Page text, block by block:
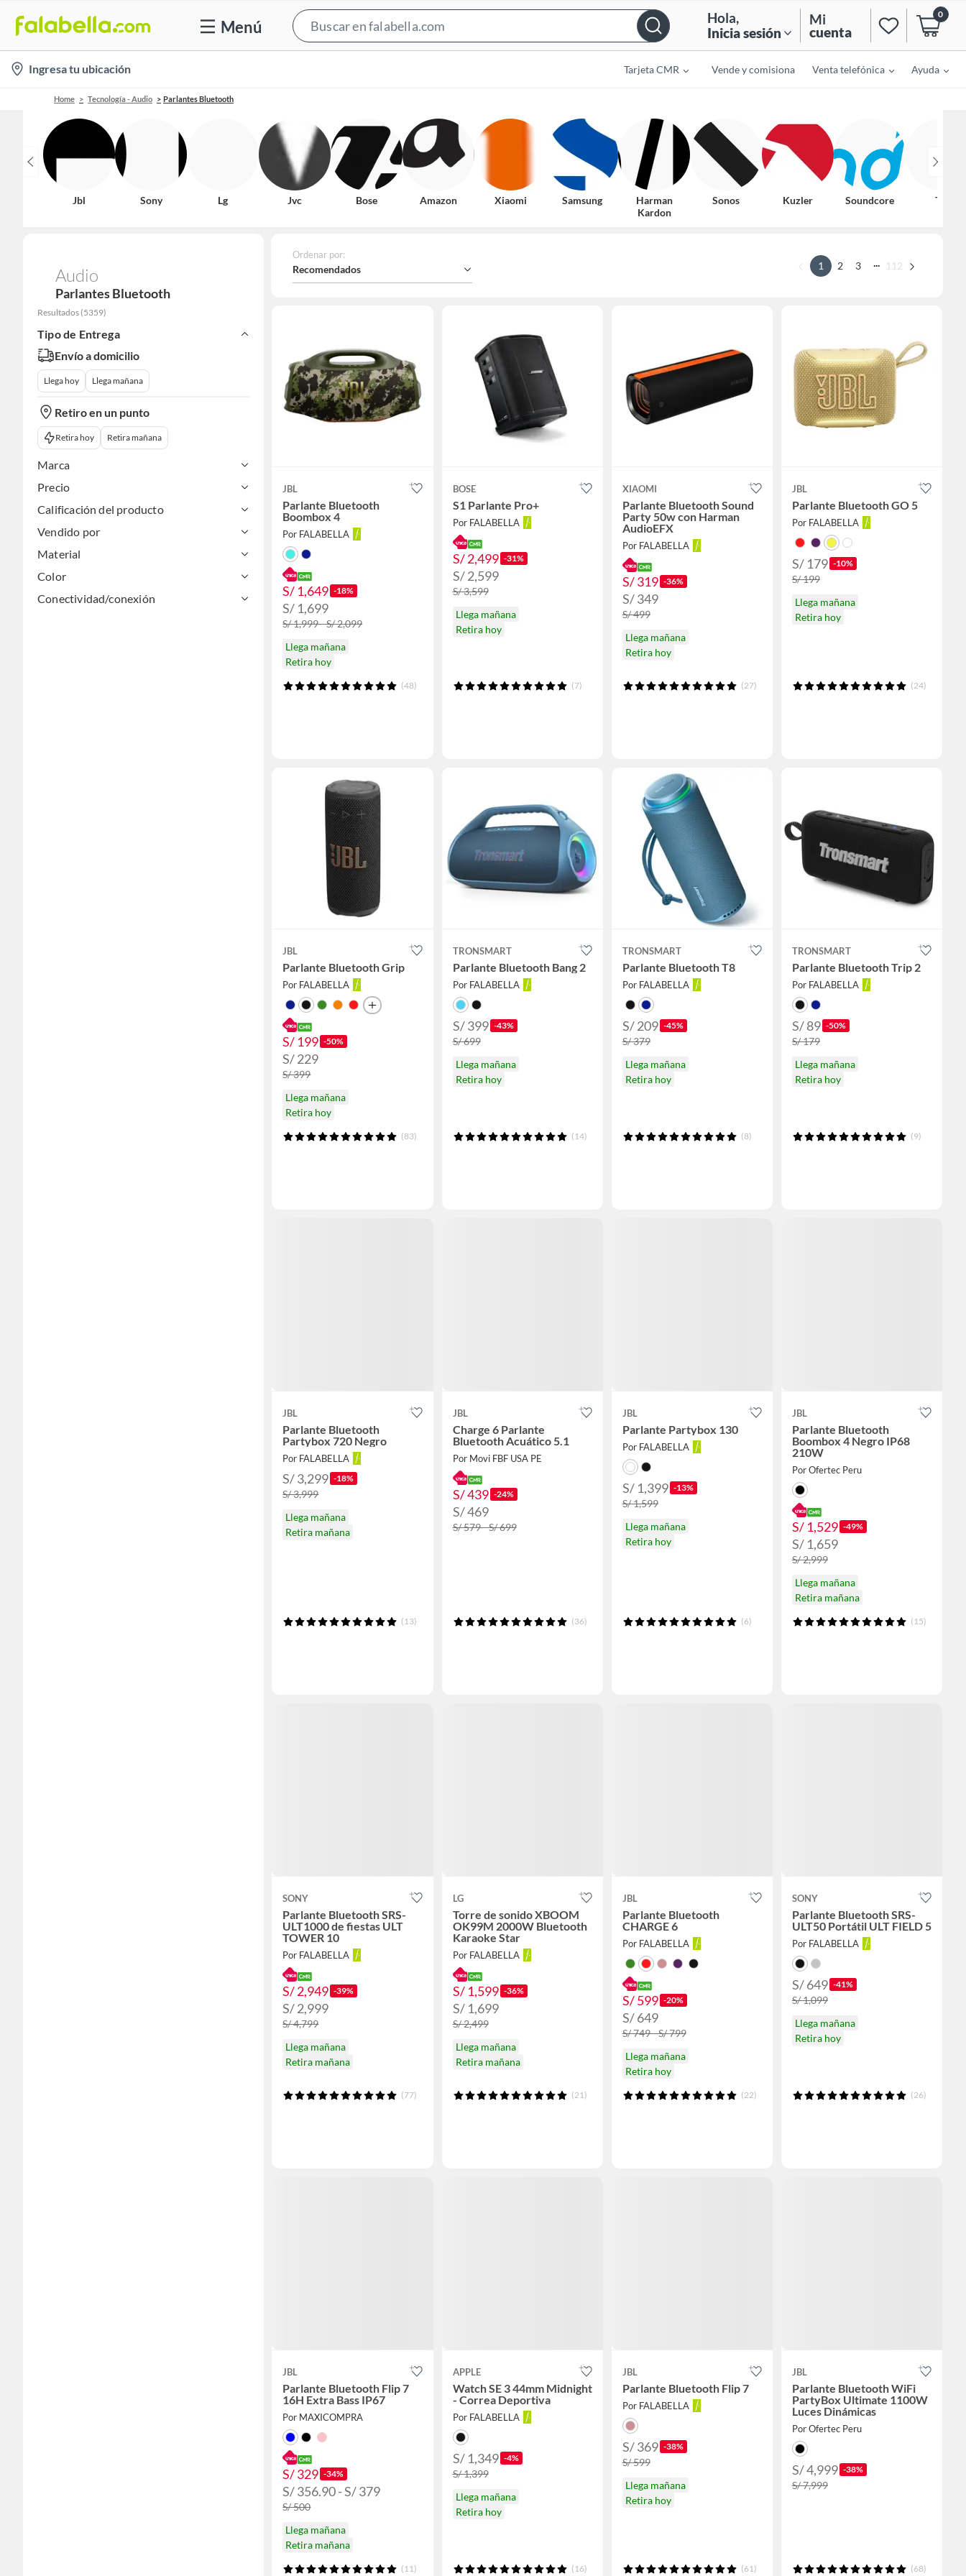
Menú
Bar
Hola,
Inicia sesión
Mi
cuenta
0
location-
icon
Ingresa tu ubicación Tarjeta CMR Vende y comisiona Venta telefónica Ayuda
Home Tecnología - Audio Parlantes Bluetooth
Jbl Sony Lg Jvc Bose Amazon Xiaomi Samsung
Harman
Kardon
Sonos Kuzler Soundcore Tcl
Audio
Parlantes Bluetooth
Resultados (5359)
Tipo de Entrega
Envío a domicilio
Llega hoy Llega mañana
Retiro en un punto
Retira hoy Retira mañana
Marca
Precio
Calificación del producto
Vendido por
Material
Color
Conectividad/conexión
Ordenar por:
Recomendados 1 2 3 ... 112
JBL
Parlante Bluetooth
Boombox 4
Por FALABELLA
S/ 1,649 -18%
S/ 1,699
S/ 1,999 - S/ 2,099
Llega mañana
Retira hoy
(48)
BOSE
S1 Parlante Pro+
Por FALABELLA
S/ 2,499 -31%
S/ 2,599
S/ 3,599
Llega mañana
Retira hoy
(7)
XIAOMI
Parlante Bluetooth Sound
Party 50w con Harman
AudioEFX
Por FALABELLA
S/ 319 -36%
S/ 349
S/ 499
Llega mañana
Retira hoy
(27)
JBL
Parlante Bluetooth GO 5
Por FALABELLA
S/ 179 -10%
S/ 199
Llega mañana
Retira hoy
(24)
JBL
Parlante Bluetooth Grip
Por FALABELLA
S/ 199 -50%
S/ 229
S/ 399
Llega mañana
Retira hoy
(83)
TRONSMART
Parlante Bluetooth Bang 2
Por FALABELLA
S/ 399 -43%
S/ 699
Llega mañana
Retira hoy
(14)
TRONSMART
Parlante Bluetooth T8
Por FALABELLA
S/ 209 -45%
S/ 379
Llega mañana
Retira hoy
(8)
TRONSMART
Parlante Bluetooth Trip 2
Por FALABELLA
S/ 89 -50%
S/ 179
Llega mañana
Retira hoy
(9)
JBL
Parlante Bluetooth
Partybox 720 Negro
Por FALABELLA
S/ 3,299 -18%
S/ 3,999
Llega mañana
Retira mañana
(13)
JBL
Charge 6 Parlante
Bluetooth Acuático 5.1
Por Movi FBF USA PE
S/ 439 -24%
S/ 469
S/ 579 - S/ 699
(36)
JBL
Parlante Partybox 130
Por FALABELLA
S/ 1,399 -13%
S/ 1,599
Llega mañana
Retira hoy
(6)
JBL
Parlante Bluetooth
Boombox 4 Negro IP68
210W
Por Ofertec Peru
S/ 1,529 -49%
S/ 1,659
S/ 2,999
Llega mañana
Retira mañana
(15)
SONY
Parlante Bluetooth SRS-
ULT1000 de fiestas ULT
TOWER 10
Por FALABELLA
S/ 2,949 -39%
S/ 2,999
S/ 4,799
Llega mañana
Retira mañana
(77)
LG
Torre de sonido XBOOM
OK99M 2000W Bluetooth
Karaoke Star
Por FALABELLA
S/ 1,599 -36%
S/ 1,699
S/ 2,499
Llega mañana
Retira mañana
(21)
JBL
Parlante Bluetooth
CHARGE 6
Por FALABELLA
S/ 599 -20%
S/ 649
S/ 749 - S/ 799
Llega mañana
Retira hoy
(22)
SONY
Parlante Bluetooth SRS-
ULT50 Portátil ULT FIELD 5
Por FALABELLA
S/ 649 -41%
S/ 1,099
Llega mañana
Retira hoy
(26)
JBL
Parlante Bluetooth Flip 7
16H Extra Bass IP67
Por MAXICOMPRA
S/ 329 -34%
S/ 356.90 - S/ 379
S/ 500
Llega mañana
Retira mañana
(11)
APPLE
Watch SE 3 44mm Midnight
- Correa Deportiva
Por FALABELLA
S/ 1,349 -4%
S/ 1,399
Llega mañana
Retira hoy
(16)
JBL
Parlante Bluetooth Flip 7
Por FALABELLA
S/ 369 -38%
S/ 599
Llega mañana
Retira hoy
(61)
JBL
Parlante Bluetooth WiFi
PartyBox Ultimate 1100W
Luces Dinámicas
Por Ofertec Peru
S/ 4,999 -38%
S/ 7,999
(68)